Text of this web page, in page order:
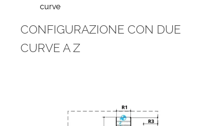
curve
CONFIGURAZIONE CON DUE
CURVE A Z